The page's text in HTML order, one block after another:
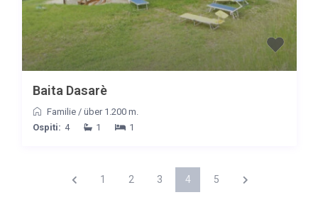
Baita Dasarè
Familie/ über 1.200 m.
Ospiti: 4 1 1
1 2 3 4 5